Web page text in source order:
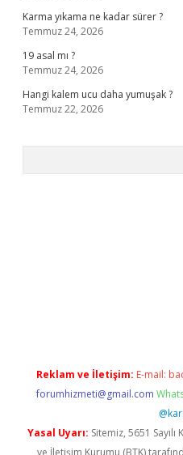
Karma yıkama ne kadar sürer ?
Temmuz 24, 2026
19 asal mı ?
Temmuz 24, 2026
Hangi kalem ucu daha yumuşak ?
Temmuz 22, 2026
Reklam ve İletişim: E-mail:
forumhizmeti@gmail.com
Yasal Uyarı: Sitemiz, 5651
ve İletişim Kurumu (BTK)